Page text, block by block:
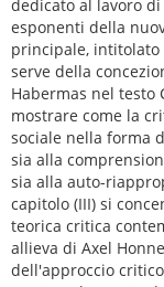
dedicato al lavoro
esponenti della
principale, intitolato
serve della
Habermas nel testo
mostrare come la
sociale nella forma
sia alla
sia alla auto-
capitolo (III) si
teorica critica
allieva di Axel
dell'approccio